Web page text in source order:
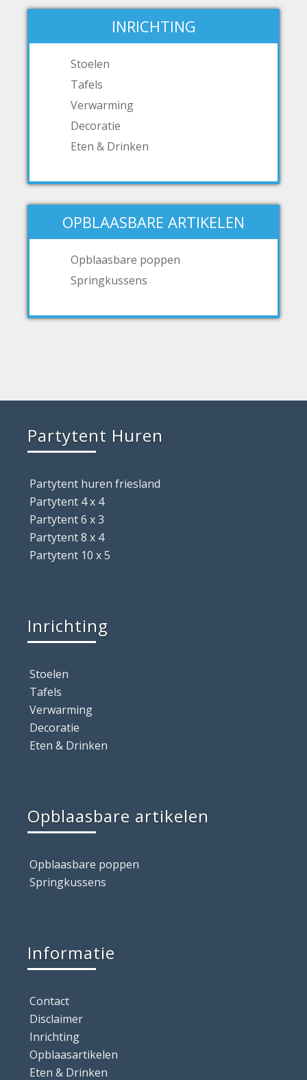
INRICHTING
Stoelen
Tafels
Verwarming
Decoratie
Eten & Drinken
OPBLAASBARE ARTIKELEN
Opblaasbare poppen
Springkussens
Partytent Huren
Partytent huren friesland
Partytent 4 x 4
Partytent 6 x 3
Partytent 8 x 4
Partytent 10 x 5
Inrichting
Stoelen
Tafels
Verwarming
Decoratie
Eten & Drinken
Opblaasbare artikelen
Opblaasbare poppen
Springkussens
Informatie
Contact
Disclaimer
Inrichting
Opblaasartikelen
Eten & Drinken